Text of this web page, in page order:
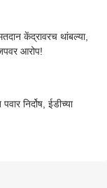
केंद्रावरच थांबल्या,
आरोप!
निर्दोष, ईडीच्या